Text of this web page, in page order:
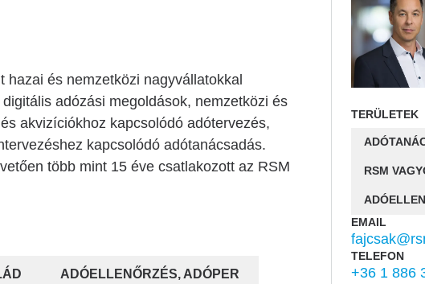
és nemzetközi nagyvállatokkal
adózási megoldások, nemzetközi és
akvizíciókhoz kapcsolódó adótervezés,
kapcsolódó adótanácsadás.
több mint 15 éve csatlakozott az RSM
ADÓELLENŐRZÉS, ADÓPER
TERÜLETEK
RSM
EMAIL
TELEFON
+36 1 886